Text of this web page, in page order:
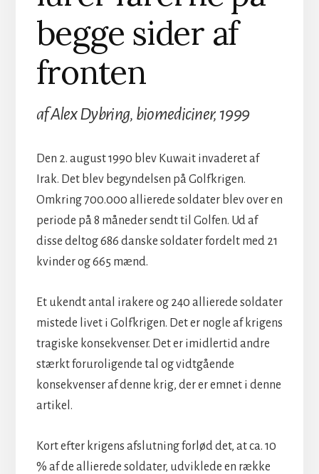
begge sider af
fronten
af Alex Dybring, biomediciner, 1999
Den 2. august 1990 blev Kuwait invaderet af
Irak. Det blev begyndelsen på Golfkrigen.
Omkring 700.000 allierede soldater blev over en
periode på 8 måneder sendt til Golfen. Ud af
disse deltog 686 danske soldater fordelt med 21
kvinder og 665 mænd.
Et ukendt antal irakere og 240 allierede soldater
mistede livet i Golfkrigen. Det er nogle af krigens
tragiske konsekvenser. Det er imidlertid andre
stærkt foruroligende tal og vidtgående
konsekvenser af denne krig, der er emnet i denne
artikel.
Kort efter krigens afslutning forlød det, at ca. 10
% af de allierede soldater, udviklede en række